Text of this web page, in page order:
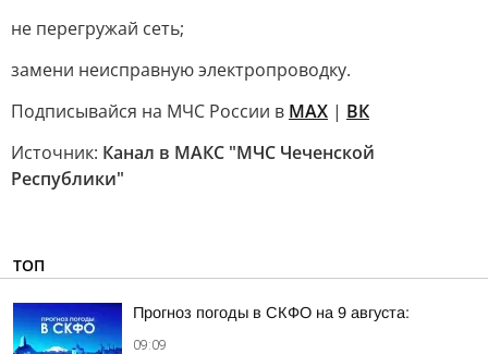
не перегружай сеть;
замени неисправную электропроводку.
Подписывайся на МЧС России в MAX | ВК
Источник: Канал в МАКС "МЧС Чеченской
Республики"
ТОП
Прогноз погоды в СКФО на 9 августа:
09:09